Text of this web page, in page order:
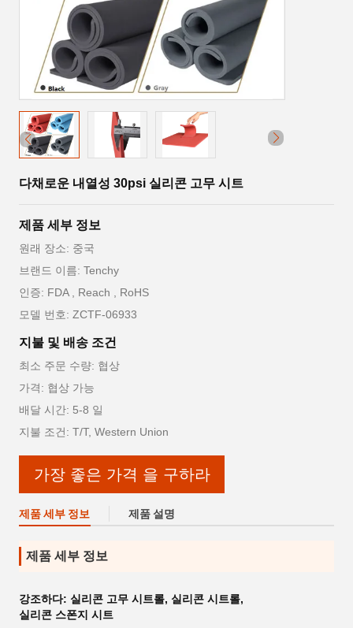
다채로운 내열성 30psi 실리콘 고무 시트
제품 세부 정보
원래 장소: 중국
브랜드 이름: Tenchy
인증: FDA , Reach , RoHS
모델 번호: ZCTF-06933
지불 및 배송 조건
최소 주문 수량: 협상
가격: 협상 가능
배달 시간: 5-8 일
지불 조건: T/T, Western Union
가장 좋은 가격 을 구하라
제품 세부 정보 제품 설명
제품 세부 정보
강조하다: 실리콘 고무 시트롤, 실리콘 시트롤,
실리콘 스폰지 시트